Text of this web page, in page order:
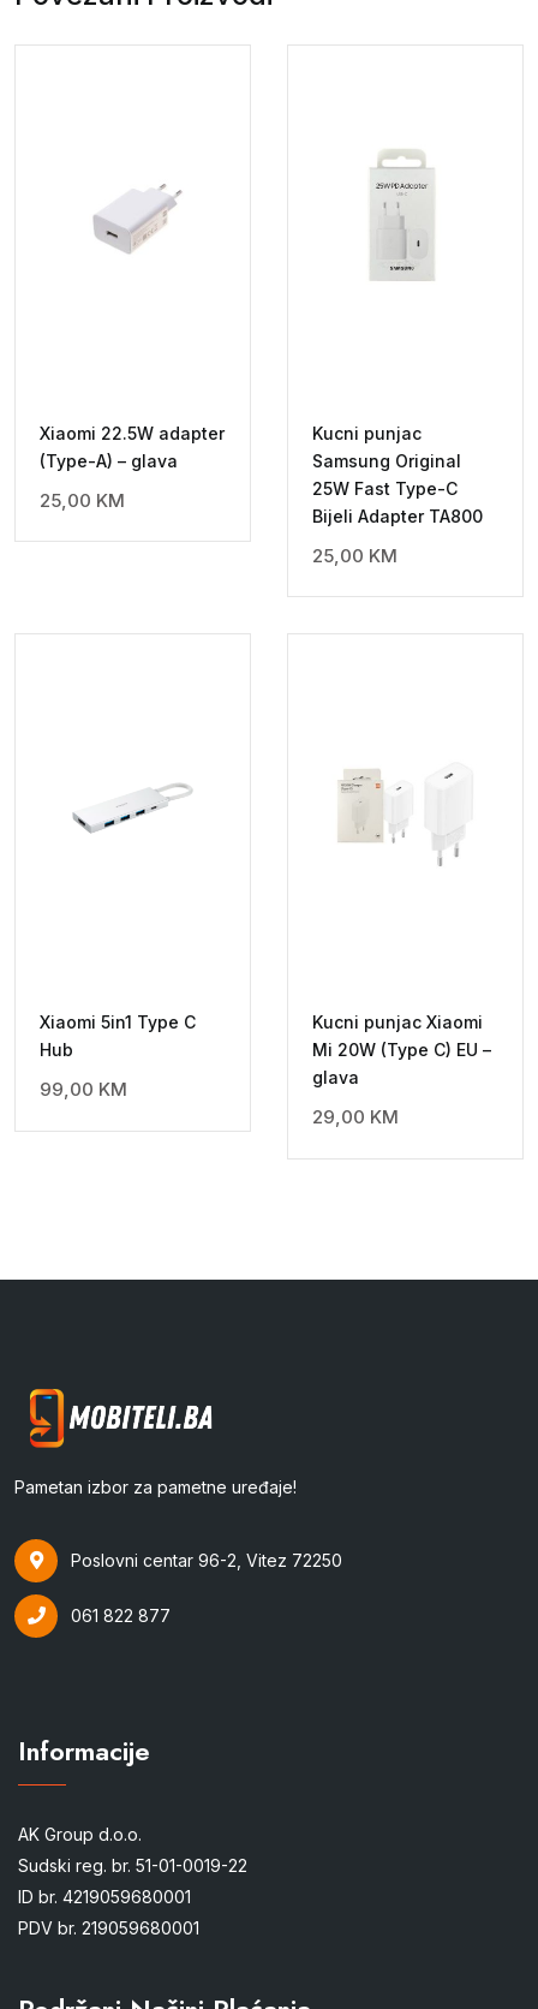
Xiaomi 22.5W adapter
(Type-A) – glava
25,00 KM
Kucni punjac
Samsung Original
25W Fast Type-C
Bijeli Adapter TA800
25,00 KM
Xiaomi 5in1 Type C
Hub
99,00 KM
Kucni punjac Xiaomi
Mi 20W (Type C) EU –
glava
29,00 KM
Pametan izbor za pametne uređaje!
Poslovni centar 96-2, Vitez 72250
061 822 877
Informacije
AK Group d.o.o.
Sudski reg. br. 51-01-0019-22
ID br. 4219059680001
PDV br. 219059680001